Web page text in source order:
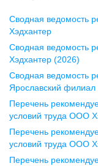
Воронеж
ул.
офис 1212
+7 473 280-05-05
pr@vrn.hh.ru
ул. Спартаковская,
помещение 15
Сводная ведомость
Хэдхантер
Сводная ведомость
Хэдхантер (2026)
Сводная ведомость
Ярославский
Перечень
условий труда ООО
Перечень
условий труда ООО
Перечень